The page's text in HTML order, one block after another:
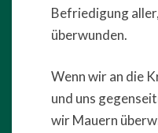
Befriedigung
überwunden.
Wenn wir an die
und uns
wir Mauern